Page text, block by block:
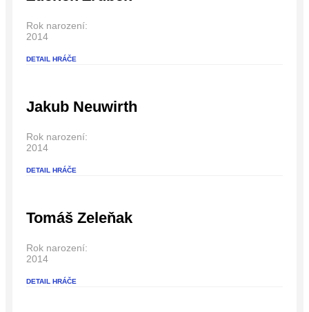
Rok narození:
2014
DETAIL HRÁČE
Jakub Neuwirth
Rok narození:
2014
DETAIL HRÁČE
Tomáš Zeleňak
Rok narození:
2014
DETAIL HRÁČE